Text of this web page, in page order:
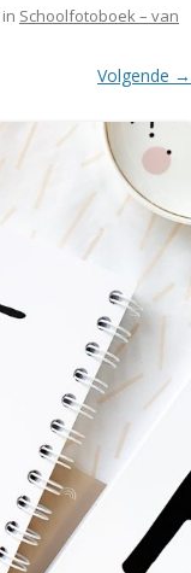
in Schoolfotoboek – van
Volgende →